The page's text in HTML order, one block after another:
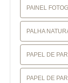
PAINEL
PALHA
PAPEL DE
PAPEL DE